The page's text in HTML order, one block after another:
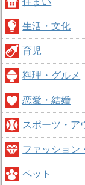
生活・文化
育児
料理・グルメ
恋愛・結婚
スポーツ・ア
ファッション
ペット